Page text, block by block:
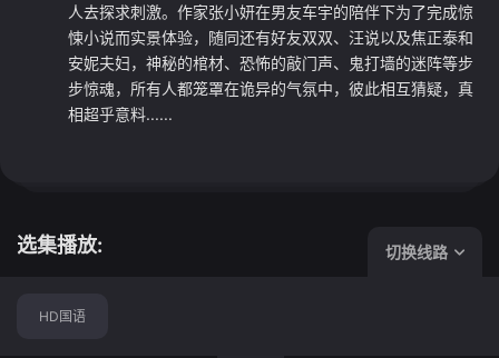
人去探求刺激。作家张小妍在男友车宇的陪伴下为了完成惊
悚小说而实景体验，随同还有好友双双、汪说以及焦正泰和
安妮夫妇，神秘的棺材、恐怖的敲门声、鬼打墙的迷阵等步
步惊魂，所有人都笼罩在诡异的气氛中，彼此相互猜疑，真
相超乎意料......
选集播放: 切换线路
HD国语